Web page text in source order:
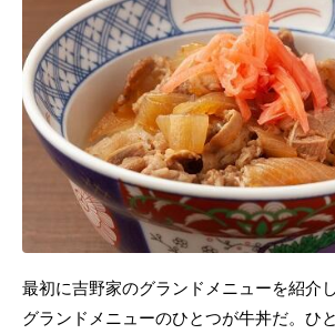
最初に吉野家のグランドメニューを紹介
グランドメニューのひとつが牛丼だ。ひ